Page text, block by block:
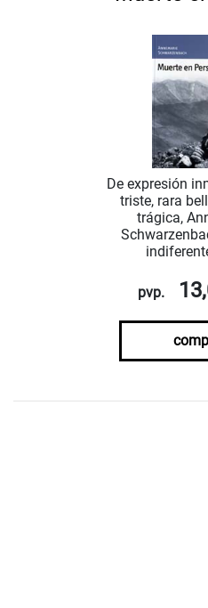
De expresión
triste, rara
trágica,
pvp.